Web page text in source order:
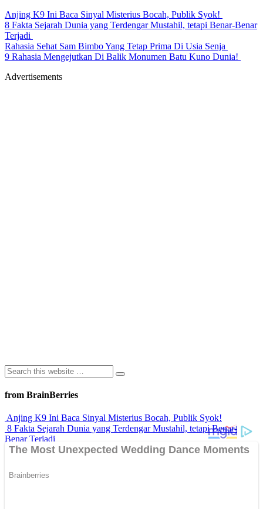
Anjing K9 Ini Baca Sinyal Misterius Bocah, Publik Syok!
8 Fakta Sejarah Dunia yang Terdengar Mustahil, tetapi Benar-Benar
Terjadi
Rahasia Sehat Sam Bimbo Yang Tetap Prima Di Usia Senja
9 Rahasia Mengejutkan Di Balik Monumen Batu Kuno Dunia!
Advertisements
from BrainBerries
Anjing K9 Ini Baca Sinyal Misterius Bocah, Publik Syok!
8 Fakta Sejarah Dunia yang Terdengar Mustahil, tetapi Benar-
Benar Terjadi
Rahasia Sehat Sam Bimbo Yang Tetap Prima Di Usia Senja
Inilah Cara Mendeteksi Kebohongan Lewat Gerakan Bibir!